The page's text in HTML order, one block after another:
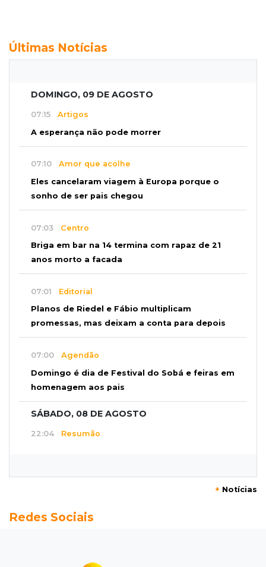
Últimas Notícias
DOMINGO, 09 DE AGOSTO
07:15 Artigos
A esperança não pode morrer
07:10 Amor que acolhe
Eles cancelaram viagem à Europa porque o
sonho de ser pais chegou
07:03 Centro
Briga em bar na 14 termina com rapaz de 21
anos morto a facada
07:01 Editorial
Planos de Riedel e Fábio multiplicam
promessas, mas deixam a conta para depois
07:00 Agendão
Domingo é dia de Festival do Sobá e feiras em
homenagem aos pais
SÁBADO, 08 DE AGOSTO
22:04 Resumão
Estadual feminino define grupos e tabela para
Caarapó
+ Notícias
Redes Sociais